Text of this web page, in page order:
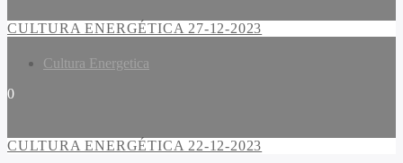
CULTURA ENERGÉTICA 27-12-2023
Cultura Energetica
0
CULTURA ENERGÉTICA 22-12-2023